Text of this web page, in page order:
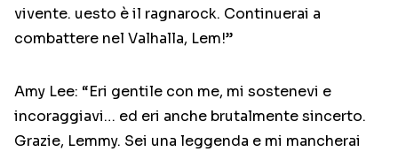
vivente. uesto è il ragnarock. Continuerai a
combattere nel Valhalla, Lem!”
Amy Lee: “Eri gentile con me, mi sostenevi e
incoraggiavi… ed eri anche brutalmente sincerto.
Grazie, Lemmy. Sei una leggenda e mi mancherai